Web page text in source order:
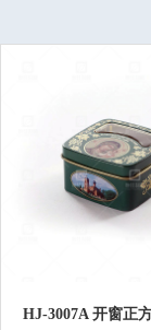
HJ-3007A 开窗正